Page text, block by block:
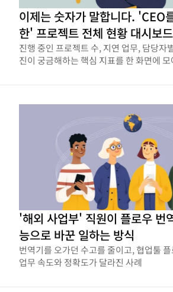
이제는 숫자가 말합니다. 'CEO
한' 프로젝트 전체 현황 대시보드
진행 중인 프로젝트 수, 지연 업무, 담당자
진이 궁금해하는 핵심 지표를 한 화면에
'해외 사업부' 직원이 플로우 번
능으로 바꾼 일하는 방식
번역기를 오가던 수고를 줄이고, 협업툴
업무 속도와 정확도가 달라진 사례